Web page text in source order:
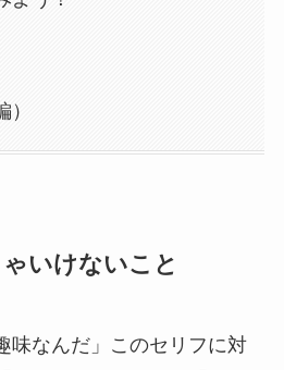
いけないこと
味なんだ」このセリフに対